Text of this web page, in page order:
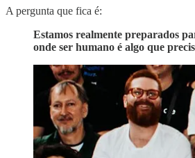
A pergunta que fica é:
Estamos realmente preparados
onde ser humano é algo que